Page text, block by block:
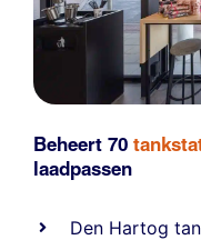
Beheert 70
laadpassen
Den Hartog